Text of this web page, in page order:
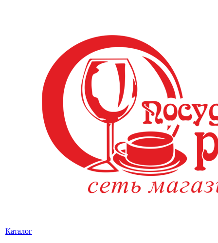
Каталог